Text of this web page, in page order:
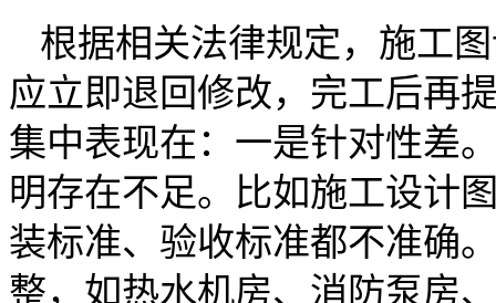
根据相关法律规定，施工
应立即退回修改，完工后再
集中表现在：一是针对性差
明存在不足。比如施工设计
装标准、验收标准都不准确
整，如热水机房、消防泵房